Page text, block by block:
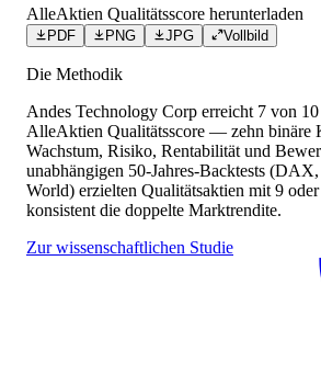
AlleAktien Qualitätsscore herunterladen
PDF PNG JPG Vollbild
Die Methodik
Andes Technology Corp erreicht 7 von
AlleAktien Qualitätsscore — zehn binäre
Wachstum, Risiko, Rentabilität und
unabhängigen 50-Jahres-Backtests
World) erzielten Qualitätsaktien mit 9
konsistent die doppelte Marktrendite.
Zur wissenschaftlichen Studie